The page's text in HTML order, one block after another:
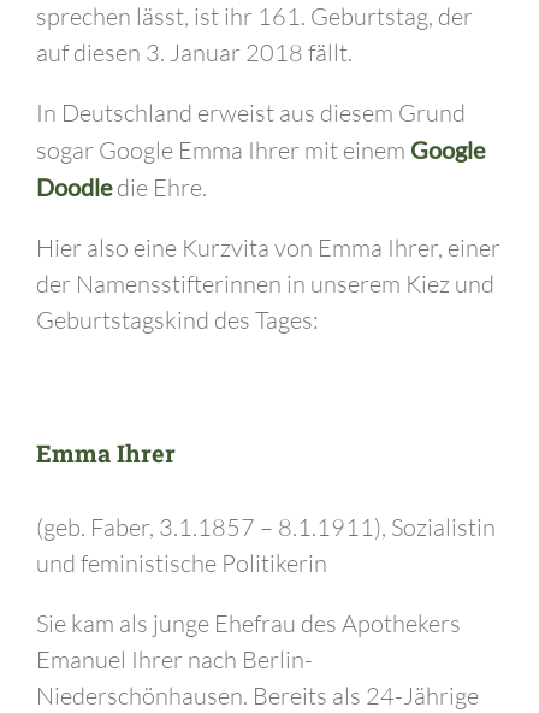
sprechen lässt, ist ihr 161. Geburtstag, der
auf diesen 3. Januar 2018 fällt.
In Deutschland erweist aus diesem Grund
sogar Google Emma Ihrer mit einem Google
Doodledie Ehre.
Hier also eine Kurzvita von Emma Ihrer, einer
der Namensstifterinnen in unserem Kiez und
Geburtstagskind des Tages:
Emma Ihrer
(geb. Faber, 3.1.1857 – 8.1.1911), Sozialistin
und feministische Politikerin
Sie kam als junge Ehefrau des Apothekers
Emanuel Ihrer nach Berlin-
Niederschönhausen. Bereits als 24-Jährige